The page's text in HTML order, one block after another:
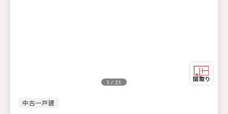
中古一戸建
1 / 21